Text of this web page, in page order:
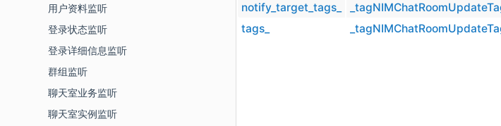
用户资料监听
登录状态监听
登录详细信息监听
群组监听
聊天室业务监听
聊天室实例监听
notify_target_tags_
tags_